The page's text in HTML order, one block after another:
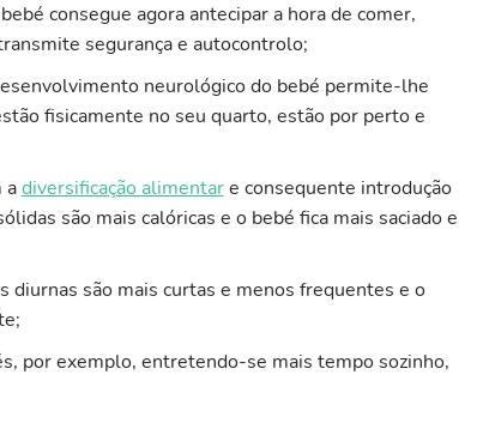
consegue agora antecipar a hora de comer,
segurança e autocontrolo;
neurológico do bebé permite-lhe
fisicamente no seu quarto, estão por perto e
adiversificação alimentare consequente introdução
são mais calóricas e o bebé fica mais saciado e
diurnas são mais curtas e menos frequentes e o
por exemplo, entretendo-se mais tempo sozinho,